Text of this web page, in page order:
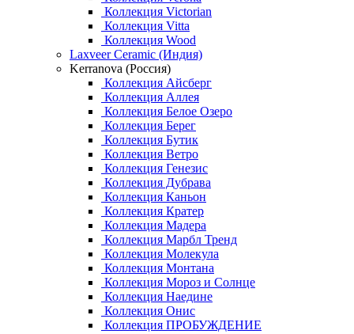
Коллекция Victorian
Коллекция Vitta
Коллекция Wood
Laxveer Ceramic (Индия)
Kerranova (Россия)
Коллекция Айсберг
Коллекция Аллея
Коллекция Белое Озеро
Коллекция Берег
Коллекция Бутик
Коллекция Ветро
Коллекция Генезис
Коллекция Дубрава
Коллекция Каньон
Коллекция Кратер
Коллекция Мадера
Коллекция Марбл Тренд
Коллекция Молекула
Коллекция Монтана
Коллекция Мороз и Солнце
Коллекция Наедине
Коллекция Онис
Коллекция ПРОБУЖДЕНИЕ